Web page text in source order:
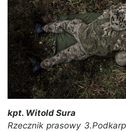
kpt. Witold Sura
Rzecznik prasowy